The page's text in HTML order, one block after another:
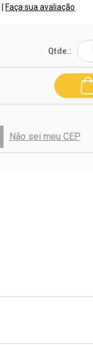
Faça sua avaliação
Qtde.:
Não sei meu CEP